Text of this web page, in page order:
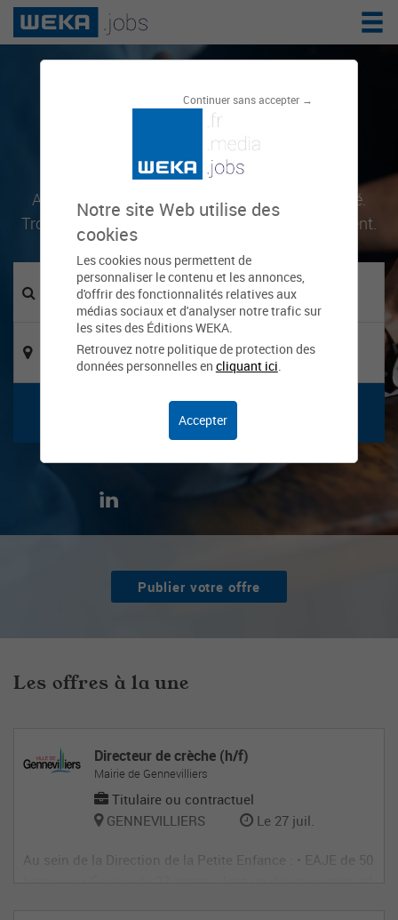
Continuer sans accepter →
Notre site Web utilise des
cookies
Les cookies nous permettent de
personnaliser le contenu et les annonces,
d'offrir des fonctionnalités relatives aux
médias sociaux et d'analyser notre trafic sur
les sites des Éditions WEKA.
Retrouvez notre politique de protection des
données personnelles en cliquant ici.
Accepter
Le réseau de
l'emploi public
Accélérez votre carrière, favorisez votre mobilité.
Trouvez les offres d'emploi qui vous correspondent.
Publier votre offre
Les offres à la une
Directeur de crèche (h/f)
Mairie de Gennevilliers
Titulaire ou contractuel
GENNEVILLIERS
Le 27 juil.
Au sein de la Direction de la Petite Enfance : • EAJE de 50